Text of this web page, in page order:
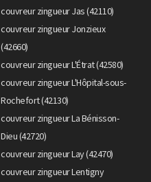
couvreur zingueur Jas (42110)
couvreur zingueur Jonzieux
(42660)
couvreur zingueur L'Étrat (42580)
couvreur zingueur L'Hôpital-sous-
Rochefort (42130)
couvreur zingueur La Bénisson-
Dieu (42720)
couvreur zingueur Lay (42470)
couvreur zingueur Lentigny